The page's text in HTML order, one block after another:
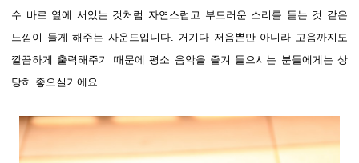
수 바로 옆에 서있는 것처럼 자연스럽고 부드러운 소리를 듣는 것 같은
느낌이 들게 해주는 사운드입니다. 거기다 저음뿐만 아니라 고음까지도
깔끔하게 출력해주기 때문에 평소 음악을 즐겨 들으시는 분들에게는 상
당히 좋으실거에요.